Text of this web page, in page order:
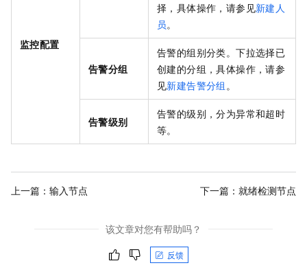
监控配置
择，具体操作，请参见新建人
员。
告警分组
告警的组别分类。下拉选择已
创建的分组，具体操作，请参
见新建告警分组 。
告警级别
告警的级别，分为异常和超时
等。
上一篇： 输入节点 下一篇： 就绪检测节点
该文章对您有帮助吗？
反馈